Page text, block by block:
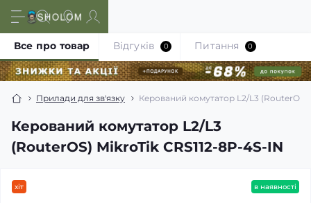
Прилади для зв'язку Керований комутатор L2/L3 (RouterOS)
Керований комутатор L2/L3
(RouterOS) MikroTik CRS112-8P-4S-IN
Все про товар Відгуків 0 Питання 0
хіт в наявності